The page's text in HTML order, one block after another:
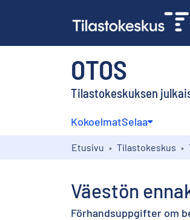
OTOS
Tilastokeskuksen
KokoelmatSelaa
Etusivu Tilastokeskus
Väestön
Förhandsuppgifter om